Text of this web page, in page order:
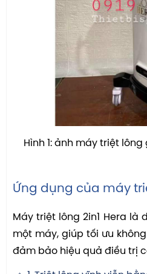
Hình 1: ảnh máy triệt
Ứng dụng của máy
Máy triệt lông 2in1 Hera
một máy, giúp tối ưu
đảm bảo hiệu quả điều trị